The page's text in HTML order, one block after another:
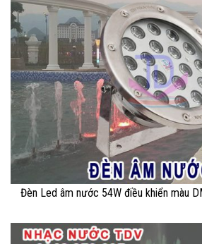
Đèn Led âm nước 54W điều khiển màu